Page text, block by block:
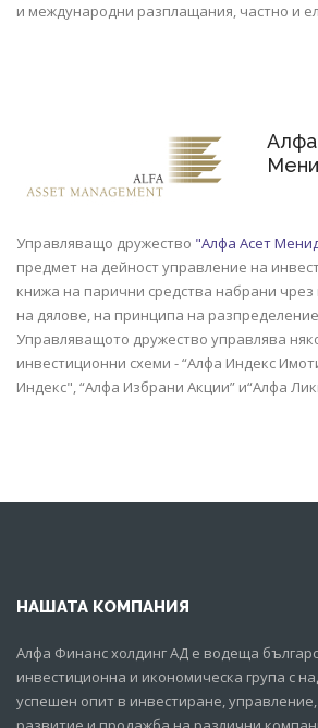
и международни разплащания, частно и
Управляващо дружество "Алфа Асет
предмет на дейност управление на
книжа на парични средства набрани
на дялове, на принципа на
Управляващото дружество управлява
инвестиционни схеми - “Алфа Индекс
Индекс", “Алфа Избрани Акции” и“Алфа
НАШАТА КОМПАНИЯ
Алфа Финанс холдинг АД е водеща
инвестиционна и икономическа група с
успешен опит в инвестиране,